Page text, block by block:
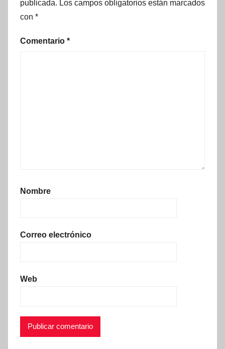
publicada. Los campos obligatorios están marcados
con *
Comentario *
Nombre
Correo electrónico
Web